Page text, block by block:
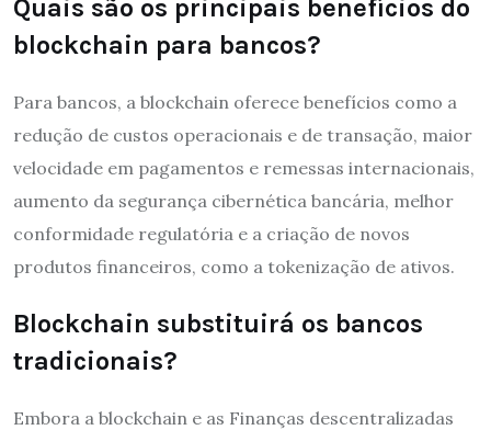
Quais são os principais benefícios do
blockchain para bancos?
Para bancos, a blockchain oferece benefícios como a
redução de custos operacionais e de transação, maior
velocidade em pagamentos e remessas internacionais,
aumento da segurança cibernética bancária, melhor
conformidade regulatória e a criação de novos
produtos financeiros, como a tokenização de ativos.
Blockchain substituirá os bancos
tradicionais?
Embora a blockchain e as Finanças descentralizadas